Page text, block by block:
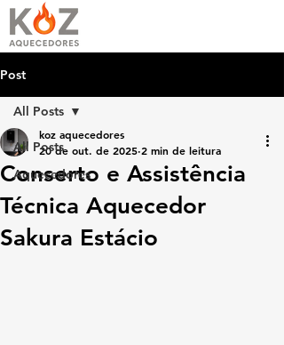
Post
All Posts
Aquecedores
All Posts
Conserto e Assistência
Técnica Aquecedor
Sakura Estácio
koz aquecedores
20 de out. de 2025 2 min de leitura